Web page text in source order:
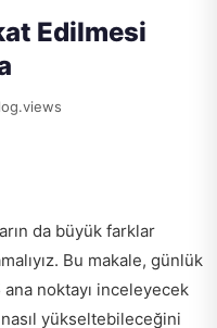
Edilmesi
da büyük farklar
Bu makale, günlük
noktayı inceleyecek
yükseltebileceğini